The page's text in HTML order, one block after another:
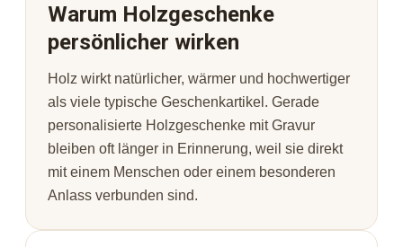
Warum Holzgeschenke
persönlicher wirken
Holz wirkt natürlicher, wärmer und hochwertiger
als viele typische Geschenkartikel. Gerade
personalisierte Holzgeschenke mit Gravur
bleiben oft länger in Erinnerung, weil sie direkt
mit einem Menschen oder einem besonderen
Anlass verbunden sind.